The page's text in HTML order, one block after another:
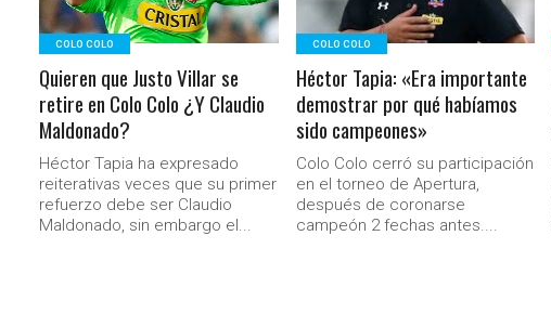
COLO COLO
Quieren que Justo Villar se
retire en Colo Colo ¿Y Claudio
Maldonado?
Héctor Tapia ha expresado
reiterativas veces que su primer
refuerzo debe ser Claudio
Maldonado, sin embargo el...
COLO COLO
Héctor Tapia: «Era importante
demostrar por qué habíamos
sido campeones»
Colo Colo cerró su participación
en el torneo de Apertura,
después de coronarse
campeón 2 fechas antes....